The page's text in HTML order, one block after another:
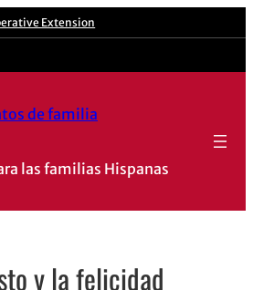
Extension
de familia
las familias Hispanas
y la felicidad